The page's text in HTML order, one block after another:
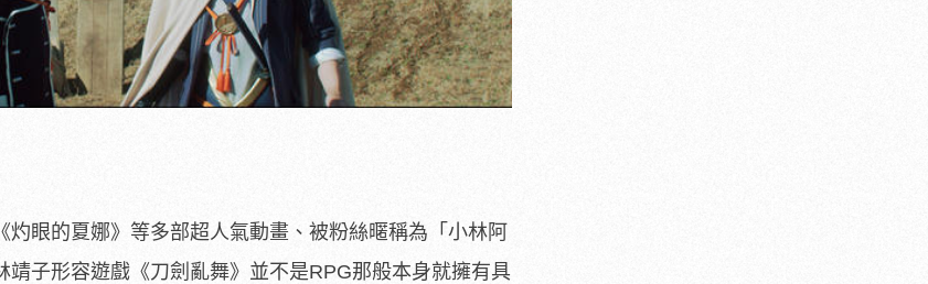
眼的夏娜》等多部超人氣動畫、被粉絲暱稱為「小林阿
靖子形容遊戲《刀劍亂舞》並不是RPG那般本身就擁有具